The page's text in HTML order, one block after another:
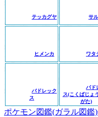
テッカグヤ サ
ヒメンカ ワタ
バドレック
ス
バド
ス(こくばじょ
がた)
ポケモン図鑑(ガラル図鑑